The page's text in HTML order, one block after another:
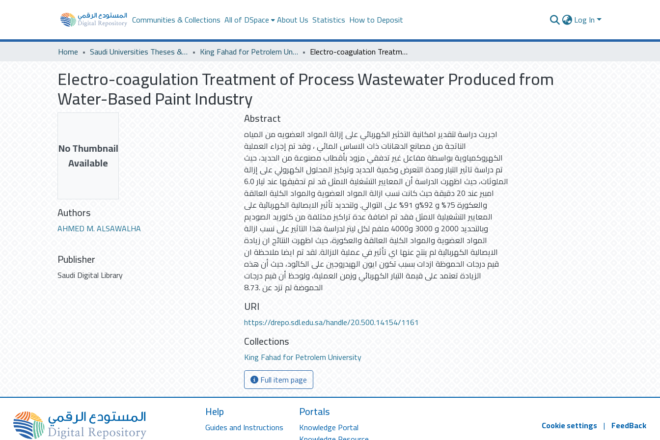
Communities & Collections All of DSpace About Us Statistics How to Deposit Log In
Home Saudi Universities Theses & Dissertations King Fahad for Petrolem University Electro-coagulation Treatment of Process Wastewater Produced from Water-Based Paint Industry
Electro-coagulation Treatment of Process Wastewater Produced from
Water-Based Paint Industry
No Thumbnail
Available
Authors
AHMED M. ALSAWALHA
Publisher
Saudi Digital Library
Abstract
اجريت دراسة لتقدير امكانية التخثير الكهربائي على إزالة المواد العضويه من المياه
الناتجة من مصانع الدهانات ذات الاساس المائي ، وقد تم إجراء العملية
الكهروكمياوية بواسطة مفاعل غير تدفقي مزود بأقطاب مصنوعة من الحديد، حيث
تم دراسة تاثير التيار ومدة التعرض وكمية الحديد وتركيز المحلول الكهرولي على إزالة
الملوثات، حيث اظهرت الدراسة أن المعايير التشغلية الامثل قد تم تحقيقها عند تيار 6.0
امبير عند 20 دقيقة حيث كانت نسب ازالة المواد العضوية والمواد الكلية العالقة
والعكورة 75% و 92%و 91% على التوالي. ولتحديد تأثير الايصالية الكهربائية على
المعايير التشغيلية الامثل فقد تم اضافة عدة تراكيز مختلفة من كلوريد الصوديم
وبالتحديد 2000 و 3000 و4000 ملفم لكل ليتر لدراسة هذا التاثير على نسب ازالة
المواد العضوية والمواد الكلية العالقة والعكورة، حيث اظهرت النتائج ان زيادة
الايصالية الكهربائية لم ينتج عنها اي تأثير في عملية الازالة. لقد تم ايضا ملاحظة ان
قيم درجات الحموظة ازدات بسبب تكون ايون الهيدروجين على الكائود، حيث أن هذه
الزيادة تعتمد على قيمة التيار الكهربائي وزمن العملية، ولوحظ أن قيم درجات
الحموضة لم تزد عن .8.73
URI
https://drepo.sdl.edu.sa/handle/20.500.14154/1161
Collections
King Fahad for Petrolem University
Full item page
Help
Guides and Instructions
Portals
Knowledge Portal
Cookie settings | FeedBack